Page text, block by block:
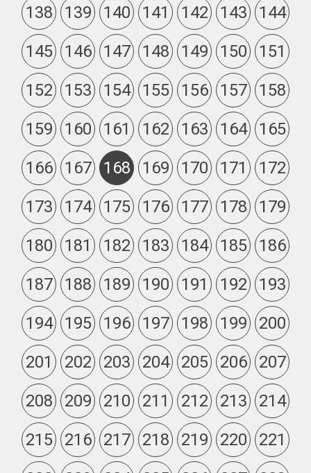
138
139 140 141 142 143
144
145
146 147 148 149 150
151
152
153 154 155 156 157
158
159
160 161 162 163 164
165
166
167 168 169 170 171
172
173
174 175 176 177 178
179
180
181 182 183 184 185
186
187
188 189 190 191 192
193
194
195 196 197 198 199
200
201
202 203 204 205 206
207
208
209 210 211 212 213
214
215
216 217 218 219 220
221